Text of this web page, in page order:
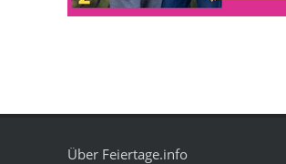
Über Feiertage.info